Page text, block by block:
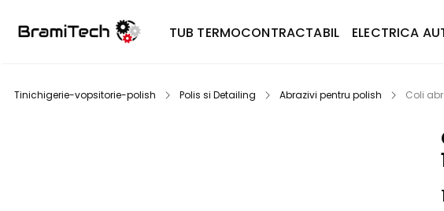
TUB TERMOCONTRACTABIL ELECTRICA
Tinichigerie-vopsitorie-polish Polis si Detailing Abrazivi pentru polish Coli